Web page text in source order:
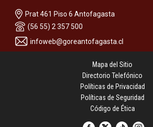
Prat 461 Piso 6 Antofagasta
(56 55) 2 357 500
infoweb@goreantofagasta.cl
Mapa del Sitio
Directorio Telefónico
Políticas de Privacidad
Políticas de Seguridad
Código de Ética